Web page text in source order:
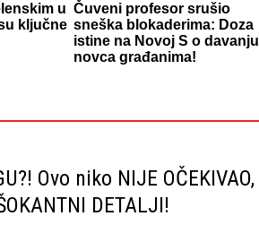
u
ključne
Čuveni profesor srušio
sneška blokaderima: Doza
istine na Novoj S o davanju
novca građanima!
Ovo niko NIJE OČEKIVAO,
DETALJI!